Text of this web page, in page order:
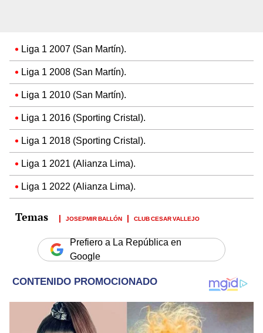
Liga 1 2007 (San Martín).
Liga 1 2008 (San Martín).
Liga 1 2010 (San Martín).
Liga 1 2016 (Sporting Cristal).
Liga 1 2018 (Sporting Cristal).
Liga 1 2021 (Alianza Lima).
Liga 1 2022 (Alianza Lima).
JOSEPMIR BALLÓN CLUB CESAR VALLEJO
Prefiero a La República en
Google